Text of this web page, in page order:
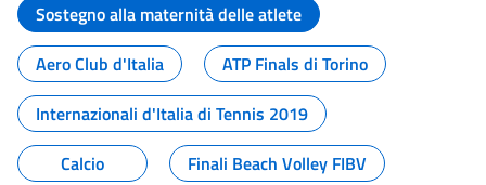
Sostegno alla maternità delle atlete
Aero Club d'Italia
ATP Finals di Torino
Internazionali d'Italia di Tennis 2019
Calcio
Finali Beach Volley FIBV